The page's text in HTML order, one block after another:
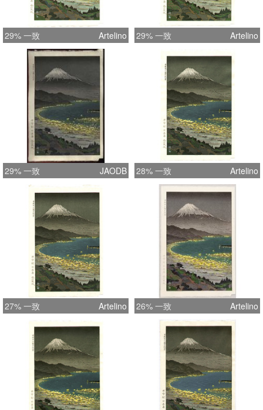
29% 一致 Artelino 29% 一致 Artelino
29% 一致 JAODB 28% 一致 Artelino
27% 一致 Artelino 26% 一致 Artelino